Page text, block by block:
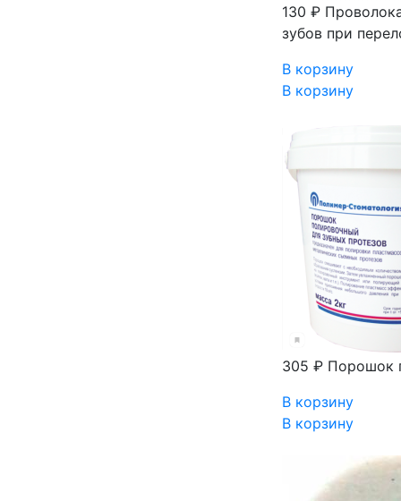
130 ₽
зубов при
В корзину
В корзину
305 ₽ Порошок
В корзину
В корзину